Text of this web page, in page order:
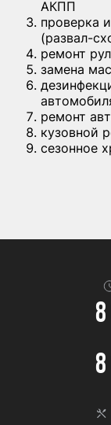
АКПП
проверка
(развал-
ремонт
замена
ремонт
кузовной
сезонное